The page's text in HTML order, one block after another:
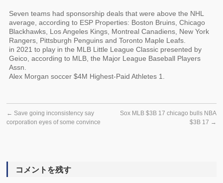
Seven teams had sponsorship deals that were above the NHL
average, according to ESP Properties: Boston Bruins, Chicago
Blackhawks, Los Angeles Kings, Montreal Canadiens, New York
Rangers, Pittsburgh Penguins and Toronto Maple Leafs.
in 2021 to play in the MLB Little League Classic presented by
Geico, according to MLB, the Major League Baseball Players
Assn.
Alex Morgan soccer $4M Highest-Paid Athletes 1.
← Save going inconsistency say
corporation eyes of some convince
Sox MLB $3B 17 chicago bulls NBA
$3B 17 →
コメントを残す